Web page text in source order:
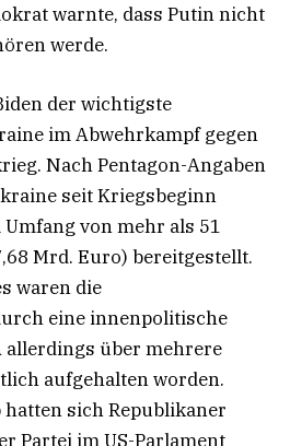
warnte, dass Putin nicht
werde.
der wichtigste
im Abwehrkampf gegen
Nach Pentagon-Angaben
seit Kriegsbeginn
von mehr als 51
Mrd. Euro) bereitgestellt.
waren die
eine innenpolitische
allerdings über mehrere
aufgehalten worden.
sich Republikaner
Partei im US-Parlament